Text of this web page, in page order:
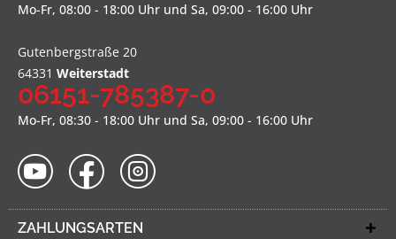
Mo-Fr, 08:00 - 18:00 Uhr und Sa, 09:00 - 16:00 Uhr
Gutenbergstraße 20
64331 Weiterstadt
06151-785387-0
Mo-Fr, 08:30 - 18:00 Uhr und Sa, 09:00 - 16:00 Uhr
ZAHLUNGSARTEN